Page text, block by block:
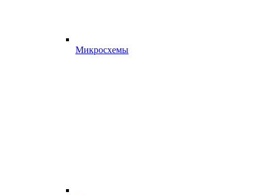
Микросхемы